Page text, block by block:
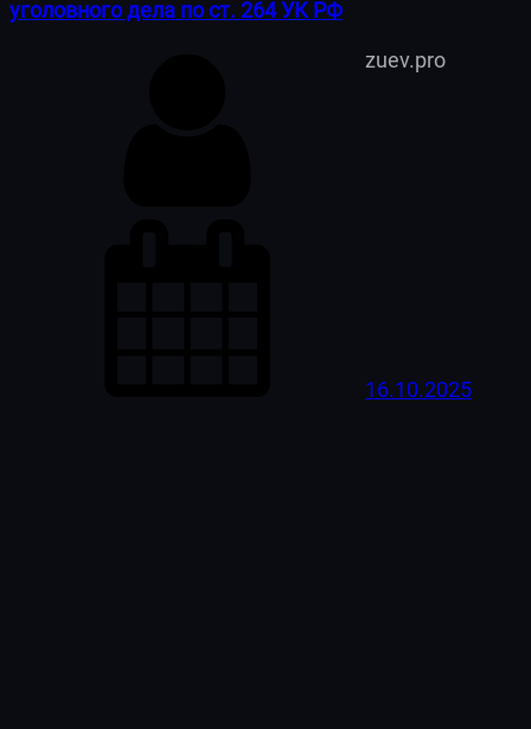
уголовного дела по ст. 264 УК РФ
zuev.pro
16.10.2025